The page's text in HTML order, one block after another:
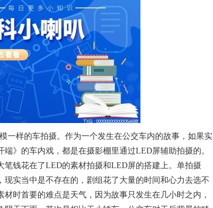
一样的车拍摄。作为一个发生在公交车内的故事，如果实
》的车内戏，都是在摄影棚里通过LED屏辅助拍摄的。
钱花在了LED的素材拍摄和LED屏的搭建上。单拍摄
实当中是不存在的，剧组花了大量的时间和心力去选不
时首要的难点是天气，因为故事只发生在几小时之内，